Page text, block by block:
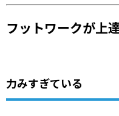
フットワークが上
力みすぎている